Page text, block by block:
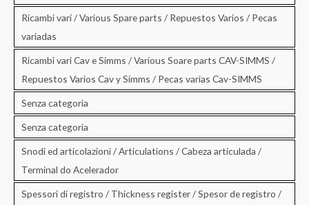
Ricambi vari / Various Spare parts / Repuestos Varios / Pecas
variadas
Ricambi vari Cav e Simms / Various Soare parts CAV-SIMMS /
Repuestos Varios Cav y Simms / Pecas varias Cav-SIMMS
Senza categoria
Senza categoria
Snodi ed articolazioni / Articulations / Cabeza articulada /
Terminal do Acelerador
Spessori di registro / Thickness register / Spesor de registro /